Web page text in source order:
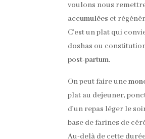
voulons nous
accumulées et
C’est un plat qui
doshas ou
post-partum.
On peut faire une
plat au dejeuner,
d’un repas léger le
base de farines de
Au-delà de cette